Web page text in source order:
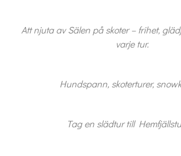
Att njuta av Sälen på skoter – frihet,
varje tur.
Hundspann, skoterturer,
Tag en slädtur till